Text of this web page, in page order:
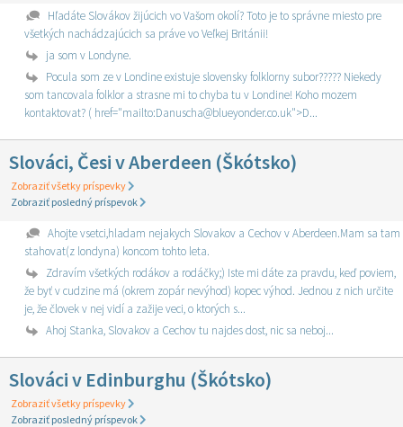
Hľadáte Slovákov žijúcich vo Vašom okolí? Toto je to správne miesto pre
všetkých nachádzajúcich sa práve vo Veľkej Británii!
ja som v Londyne.
Pocula som ze v Londine existuje slovensky folklorny subor????? Niekedy
som tancovala folklor a strasne mi to chyba tu v Londine! Koho mozem
kontaktovat? ( href="mailto:Danuscha@blueyonder.co.uk">D...
Slováci, Česi v Aberdeen (Škótsko)
Zobraziť všetky príspevky
Zobraziť posledný príspevok
Ahojte vsetci,hladam nejakych Slovakov a Cechov v Aberdeen.Mam sa tam
stahovat(z londyna) koncom tohto leta.
Zdravím všetkých rodákov a rodáčky;) Iste mi dáte za pravdu, keď poviem,
že byť v cudzine má (okrem zopár nevýhod) kopec výhod. Jednou z nich určite
je, že človek v nej vidí a zažije veci, o ktorých s...
Ahoj Stanka, Slovakov a Cechov tu najdes dost, nic sa neboj...
Slováci v Edinburghu (Škótsko)
Zobraziť všetky príspevky
Zobraziť posledný príspevok